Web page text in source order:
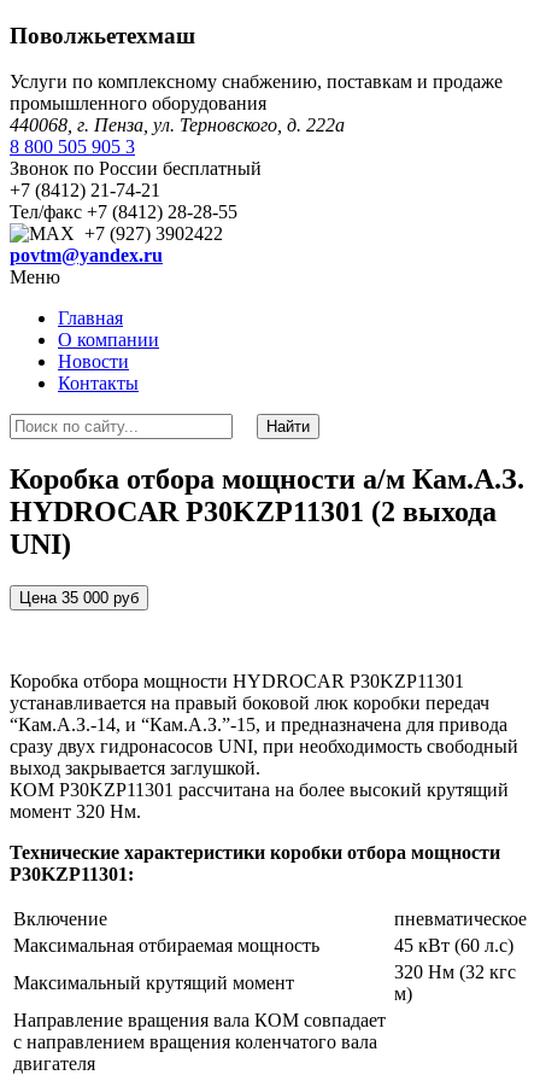
Поволжьетехмаш
Услуги по комплексному снабжению, поставкам и продаже
промышленного оборудования
440068, г. Пенза, ул. Терновского, д. 222а
8 800 505 905 3
Звонок по России бесплатный
+7 (8412) 21-74-21
Тел/факс +7 (8412) 28-28-55
+7 (927) 3902422
povtm@yandex.ru
Меню
Главная
О компании
Новости
Контакты
Коробка отбора мощности а/м Кам.А.З.
HYDROCAR P30KZP11301 (2 выхода
UNI)
Цена 35 000 руб
Коробка отбора мощности HYDROCAR P30KZP11301
устанавливается на правый боковой люк коробки передач
“Кам.А.З.-14, и “Кам.А.З.”-15, и предназначена для привода
сразу двух гидронасосов UNI, при необходимость свободный
выход закрывается заглушкой.
КОМ P30KZP11301 рассчитана на более высокий крутящий
момент 320 Нм.
Технические характеристики коробки отбора мощности
P30KZP11301:
Включение
пневматическое
Максимальная отбираемая мощность
45 кВт (60 л.с)
Максимальный крутящий момент
320 Нм (32 кгс
м)
Направление вращения вала КОМ совпадает
с направлением вращения коленчатого вала
двигателя